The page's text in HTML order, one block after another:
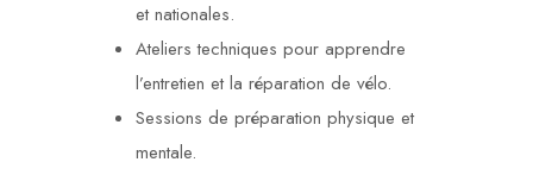
et nationales.
Ateliers techniques pour apprendre
l’entretien et la réparation de vélo.
Sessions de préparation physique et
mentale.